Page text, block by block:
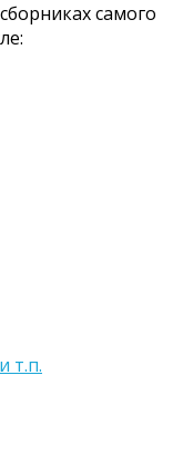
самого
т.п.